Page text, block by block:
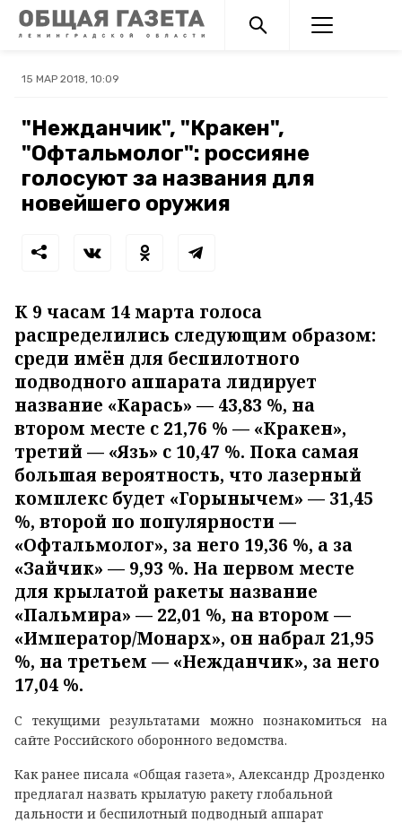
15 МАР 2018, 10:09
"Нежданчик", "Кракен",
"Офтальмолог": россияне
голосуют за названия для
новейшего оружия
К 9 часам 14 марта голоса
распределились следующим образом:
среди имён для беспилотного
подводного аппарата лидирует
название «Карась» — 43,83 %, на
втором месте с 21,76 % — «Кракен»,
третий — «Язь» с 10,47 %. Пока самая
большая вероятность, что лазерный
комплекс будет «Горынычем» — 31,45
%, второй по популярности —
«Офтальмолог», за него 19,36 %, а за
«Зайчик» — 9,93 %. На первом месте
для крылатой ракеты название
«Пальмира» — 22,01 %, на втором —
«Император/Монарх», он набрал 21,95
%, на третьем — «Нежданчик», за него
17,04 %.
С текущими результатами можно познакомиться на
сайте Российского оборонного ведомства.
Как ранее писала «Общая газета», Александр Дрозденко
предлагал назвать крылатую ракету глобальной
дальности и беспилотный подводный аппарат